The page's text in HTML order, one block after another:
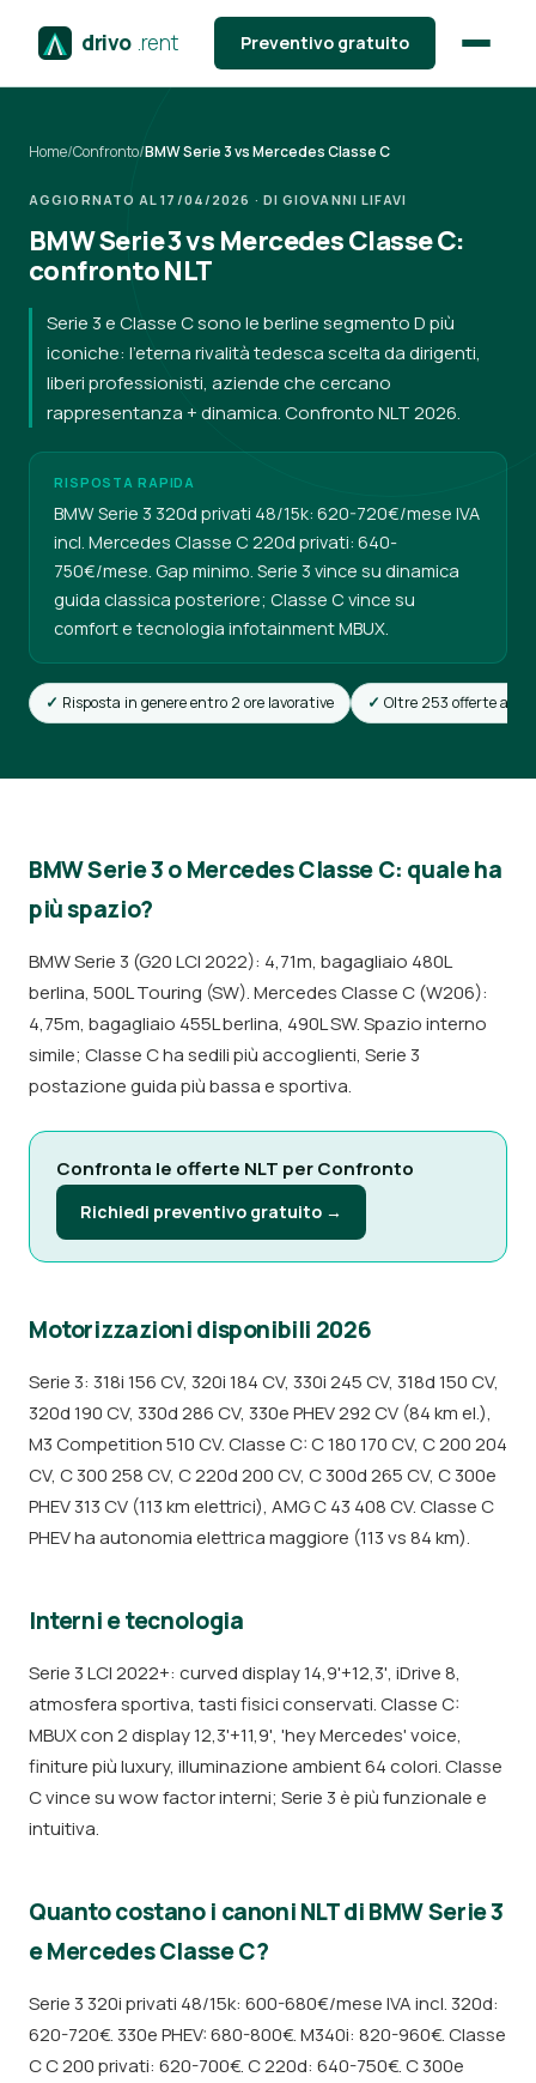
drivo .rent Preventivo gratuito
Home/Confronto/BMW Serie 3 vs Mercedes Classe C
AGGIORNATO AL 17/04/2026 · DI GIOVANNI LIFAVI
BMW Serie 3 vs Mercedes Classe C:
confronto NLT
Serie 3 e Classe C sono le berline segmento D più
iconiche: l'eterna rivalità tedesca scelta da dirigenti,
liberi professionisti, aziende che cercano
rappresentanza + dinamica. Confronto NLT 2026.
RISPOSTA RAPIDA
BMW Serie 3 320d privati 48/15k: 620-720€/mese IVA
incl. Mercedes Classe C 220d privati: 640-
750€/mese. Gap minimo. Serie 3 vince su dinamica
guida classica posteriore; Classe C vince su
comfort e tecnologia infotainment MBUX.
Risposta in genere entro 2 ore lavorative Oltre 253 offerte attive
BMW Serie 3 o Mercedes Classe C: quale ha
più spazio?
BMW Serie 3 (G20 LCI 2022): 4,71m, bagagliaio 480L
berlina, 500L Touring (SW). Mercedes Classe C (W206):
4,75m, bagagliaio 455L berlina, 490L SW. Spazio interno
simile; Classe C ha sedili più accoglienti, Serie 3
postazione guida più bassa e sportiva.
Confronta le offerte NLT per Confronto
Richiedi preventivo gratuito →
Motorizzazioni disponibili 2026
Serie 3: 318i 156 CV, 320i 184 CV, 330i 245 CV, 318d 150 CV,
320d 190 CV, 330d 286 CV, 330e PHEV 292 CV (84 km el.),
M3 Competition 510 CV. Classe C: C 180 170 CV, C 200 204
CV, C 300 258 CV, C 220d 200 CV, C 300d 265 CV, C 300e
PHEV 313 CV (113 km elettrici), AMG C 43 408 CV. Classe C
PHEV ha autonomia elettrica maggiore (113 vs 84 km).
Interni e tecnologia
Serie 3 LCI 2022+: curved display 14,9'+12,3', iDrive 8,
atmosfera sportiva, tasti fisici conservati. Classe C:
MBUX con 2 display 12,3'+11,9', 'hey Mercedes' voice,
finiture più luxury, illuminazione ambient 64 colori. Classe
C vince su wow factor interni; Serie 3 è più funzionale e
intuitiva.
Quanto costano i canoni NLT di BMW Serie 3
e Mercedes Classe C?
Serie 3 320i privati 48/15k: 600-680€/mese IVA incl. 320d:
620-720€. 330e PHEV: 680-800€. M340i: 820-960€. Classe
C C 200 privati: 620-700€. C 220d: 640-750€. C 300e